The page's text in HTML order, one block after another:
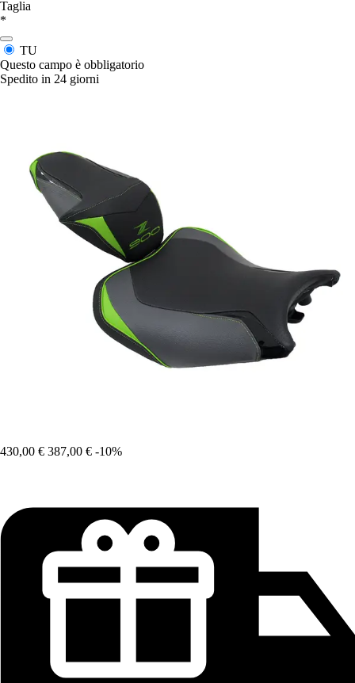
Taglia
*
TU
Questo campo è obbligatorio
Spedito in 24 giorni
430,00 € 387,00 € -10%